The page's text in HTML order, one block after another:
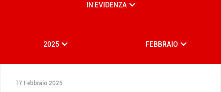
IN EVIDENZA
2025 FEBBRAIO
17 Febbraio 2025